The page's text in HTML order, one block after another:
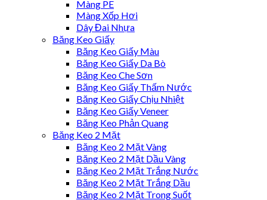
Màng PE
Màng Xốp Hơi
Dây Đai Nhựa
Băng Keo Giấy
Băng Keo Giấy Màu
Băng Keo Giấy Da Bò
Băng Keo Che Sơn
Băng Keo Giấy Thấm Nước
Băng Keo Giấy Chịu Nhiệt
Băng Keo Giấy Veneer
Băng Keo Phản Quang
Băng Keo 2 Mặt
Băng Keo 2 Mặt Vàng
Băng Keo 2 Mặt Dầu Vàng
Băng Keo 2 Mặt Trắng Nước
Băng Keo 2 Mặt Trắng Dầu
Băng Keo 2 Mặt Trong Suốt